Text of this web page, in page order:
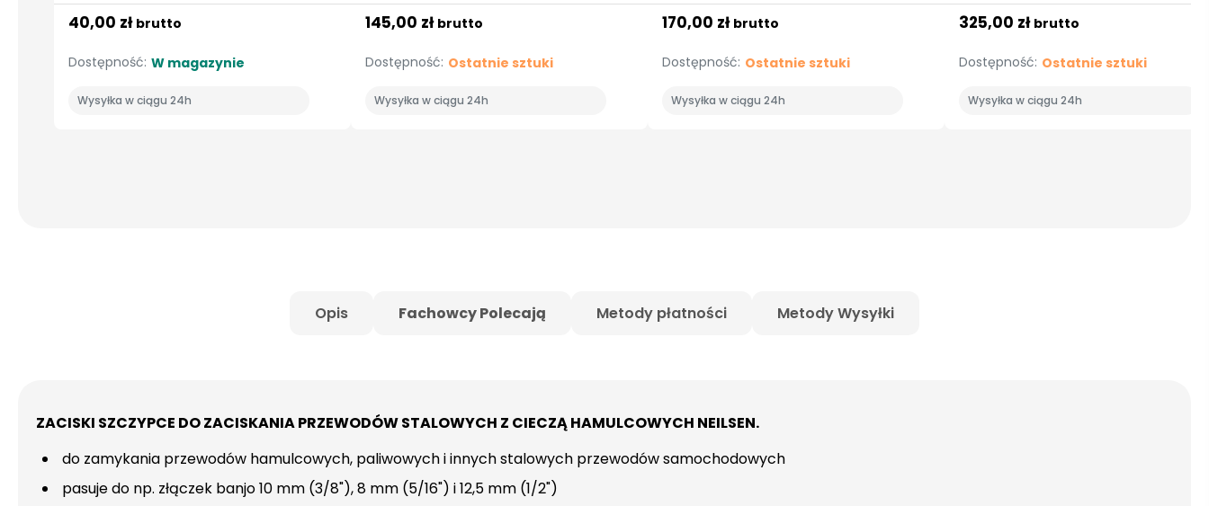
40,00 zł brutto
Dostępność: W magazynie
Wysyłka w ciągu 24h
145,00 zł brutto
Dostępność: Ostatnie sztuki
Wysyłka w ciągu 24h
170,00 zł brutto
Dostępność: Ostatnie sztuki
Wysyłka w ciągu 24h
325,00 zł brutto
Dostępność: Ostatnie sztuki
Wysyłka w ciągu 24h
Opis Fachowcy Polecają Metody płatności Metody Wysyłki
ZACISKI SZCZYPCE DO ZACISKANIA PRZEWODÓW STALOWYCH Z CIECZĄ HAMULCOWYCH NEILSEN.
do zamykania przewodów hamulcowych, paliwowych i innych stalowych przewodów samochodowych
pasuje do np. złączek banjo 10 mm (3/8"), 8 mm (5/16") i 12,5 mm (1/2")